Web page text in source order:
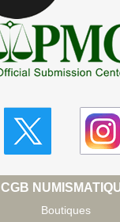
CGB
Boutiques